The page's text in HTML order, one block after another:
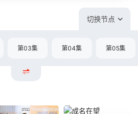
切换节点
第03集 第04集 第05集